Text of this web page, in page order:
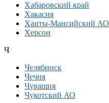
Хабаровский край
Хакасия
Ханты-Мансийский АО
Херсон
Ч
Челябинск
Чечня
Чувашия
Чукотский АО